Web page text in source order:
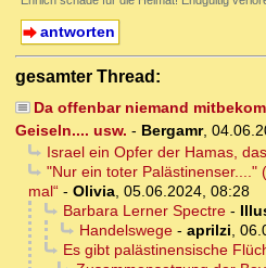
antworten
gesamter Thread:
Da offenbar niemand
Geiseln.... usw. - Bergamr,
Israel ein Opfer der Hamas,
"Nur ein toter Palästinenser...."
mal“ - Olivia, 05.06.2024, 08:28
Barbara Lerner Spectre-
Handelswege- aprilzi,
Es gibt palästinensische